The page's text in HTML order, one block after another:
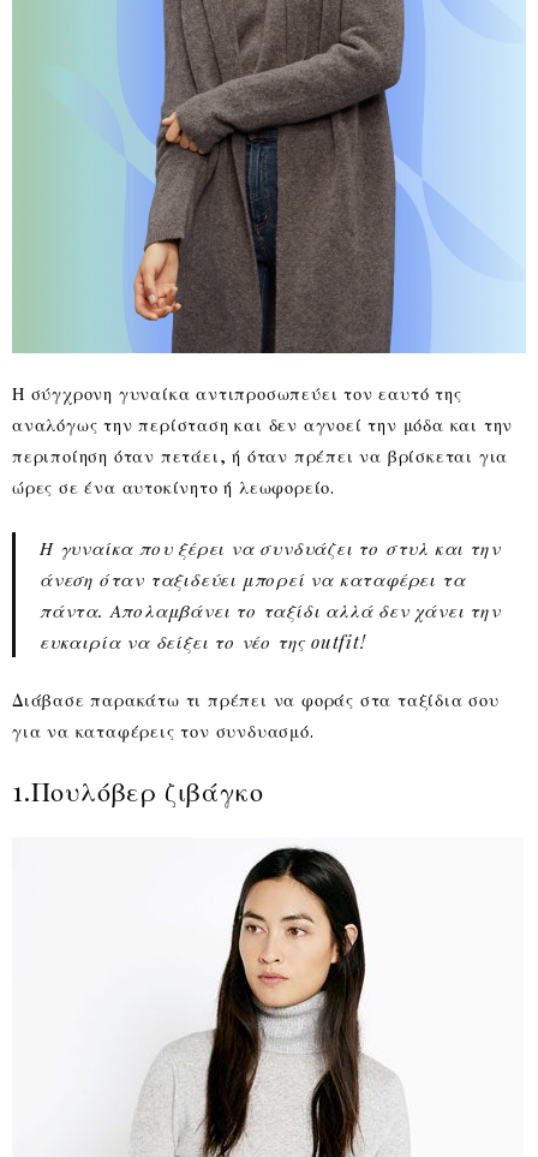
Η σύγχρονη γυναίκα αντιπροσωπεύει τον εαυτό της
αναλόγως την περίσταση και δεν αγνοεί την μόδα και την
περιποίηση όταν πετάει, ή όταν πρέπει να βρίσκεται για
ώρες σε ένα αυτοκίνητο ή λεωφορείο.
Η γυναίκα που ξέρει να συνδυάζει το στυλ και την
άνεση όταν ταξιδεύει μπορεί να καταφέρει τα
πάντα. Απολαμβάνει το ταξίδι αλλά δεν χάνει την
ευκαιρία να δείξει το νέο της outfit!
Διάβασε παρακάτω τι πρέπει να φοράς στα ταξίδια σου
για να καταφέρεις τον συνδυασμό.
1.Πουλόβερ ζιβάγκο